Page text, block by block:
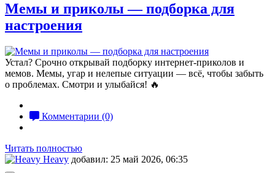
Мемы и приколы — подборка для
настроения
Устал? Срочно открывай подборку интернет-приколов и
мемов. Мемы, угар и нелепые ситуации — всё, чтобы забыть
о проблемах. Смотри и улыбайся! 🔥
Комментарии (0)
Читать полностью
Heavy добавил: 25 май 2026, 06:35